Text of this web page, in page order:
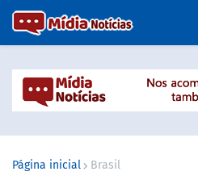
Página inicial Brasil